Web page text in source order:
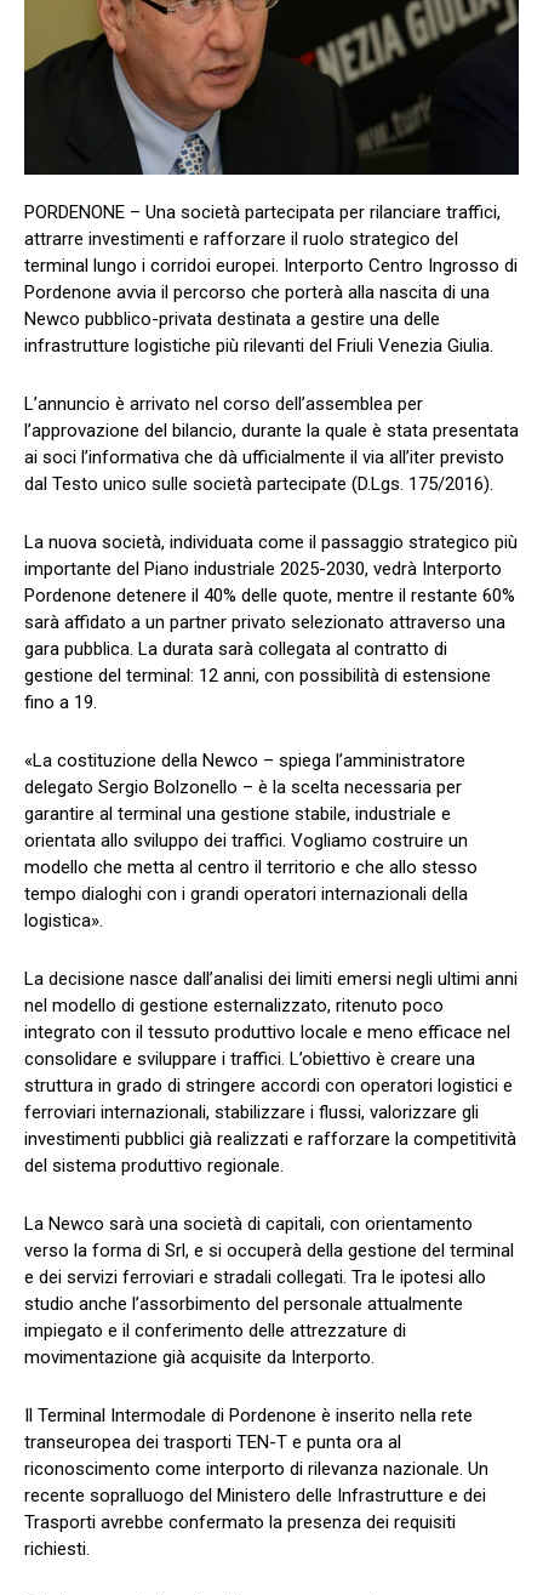
PORDENONE – Una società partecipata per rilanciare traffici,
attrarre investimenti e rafforzare il ruolo strategico del
terminal lungo i corridoi europei. Interporto Centro Ingrosso di
Pordenone avvia il percorso che porterà alla nascita di una
Newco pubblico-privata destinata a gestire una delle
infrastrutture logistiche più rilevanti del Friuli Venezia Giulia.
L’annuncio è arrivato nel corso dell’assemblea per
l’approvazione del bilancio, durante la quale è stata presentata
ai soci l’informativa che dà ufficialmente il via all’iter previsto
dal Testo unico sulle società partecipate (D.Lgs. 175/2016).
La nuova società, individuata come il passaggio strategico più
importante del Piano industriale 2025-2030, vedrà Interporto
Pordenone detenere il 40% delle quote, mentre il restante 60%
sarà affidato a un partner privato selezionato attraverso una
gara pubblica. La durata sarà collegata al contratto di
gestione del terminal: 12 anni, con possibilità di estensione
fino a 19.
«La costituzione della Newco – spiega l’amministratore
delegato Sergio Bolzonello – è la scelta necessaria per
garantire al terminal una gestione stabile, industriale e
orientata allo sviluppo dei traffici. Vogliamo costruire un
modello che metta al centro il territorio e che allo stesso
tempo dialoghi con i grandi operatori internazionali della
logistica».
La decisione nasce dall’analisi dei limiti emersi negli ultimi anni
nel modello di gestione esternalizzato, ritenuto poco
integrato con il tessuto produttivo locale e meno efficace nel
consolidare e sviluppare i traffici. L’obiettivo è creare una
struttura in grado di stringere accordi con operatori logistici e
ferroviari internazionali, stabilizzare i flussi, valorizzare gli
investimenti pubblici già realizzati e rafforzare la competitività
del sistema produttivo regionale.
La Newco sarà una società di capitali, con orientamento
verso la forma di Srl, e si occuperà della gestione del terminal
e dei servizi ferroviari e stradali collegati. Tra le ipotesi allo
studio anche l’assorbimento del personale attualmente
impiegato e il conferimento delle attrezzature di
movimentazione già acquisite da Interporto.
Il Terminal Intermodale di Pordenone è inserito nella rete
transeuropea dei trasporti TEN-T e punta ora al
riconoscimento come interporto di rilevanza nazionale. Un
recente sopralluogo del Ministero delle Infrastrutture e dei
Trasporti avrebbe confermato la presenza dei requisiti
richiesti.